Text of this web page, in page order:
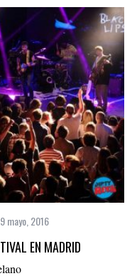
mayo, 2016
EN MADRID